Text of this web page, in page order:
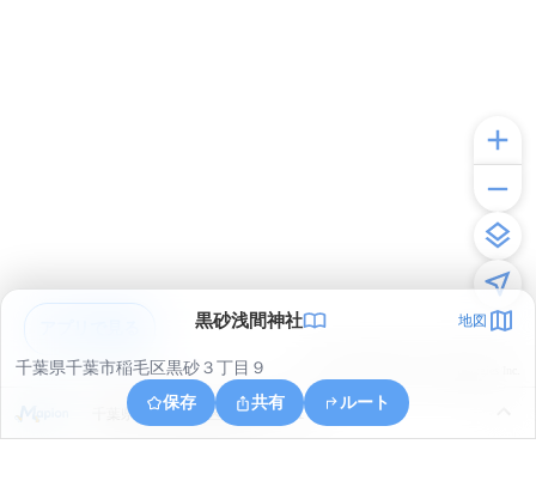
黒砂浅間神社 地図
千葉県千葉市稲毛区黒砂３丁目９
保存
共有 ルート
千葉県千葉市稲毛区黒砂２丁目１１